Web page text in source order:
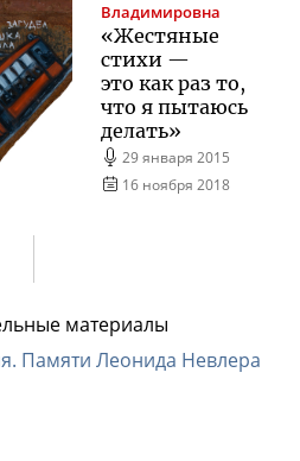
Владимировна
«Жестяные
стихи —
это как раз то,
что я пытаюсь
делать»
29 января 2015
16 ноября 2018
материалы
Памяти Леонида Невлера